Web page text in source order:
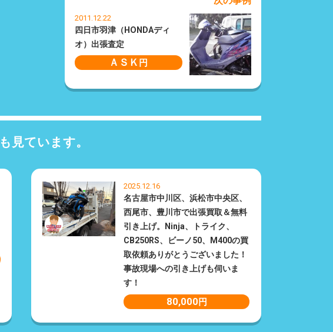
2011.12.22
四日市羽津（HONDAディ
オ）出張査定
ＡＳＫ 円
見ています。
2025.12.16
名古屋市中川区、浜松市中央区、
西尾市、豊川市で出張買取＆無料
引き上げ。Ninja、トライク、
CB250RS、ビーノ50、M400の買
取依頼ありがとうございました！
事故現場への引き上げも伺いま
す！
80,000 円